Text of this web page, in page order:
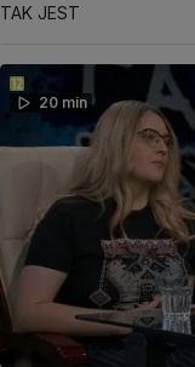
TAK JEST
20 min